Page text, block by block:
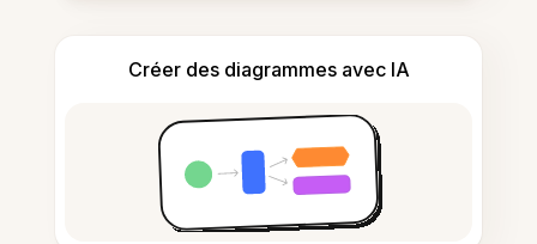
Créer des diagrammes avec IA